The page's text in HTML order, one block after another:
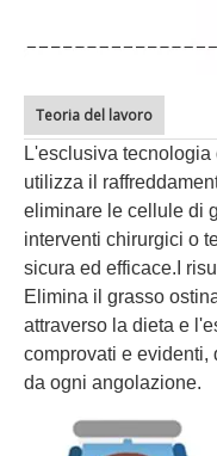
Teoria del lavoro
L'esclusiva
utilizza il
eliminare le cellule di
interventi chirurgici o
sicura ed efficace.I
Elimina il grasso
attraverso la dieta e
comprovati e evidenti,
da ogni angolazione.